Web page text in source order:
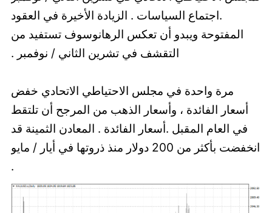
.اجتماع السياسات . الزيادة الأخيرة في العقود
المفتوحة ويبدو أن تعكس الرهانوسوف تستفيد من
التقشف في تشرين الثاني / نوفمبر .
مرة واحدة في مجلس الاحتياطي الاتحادي خفض
أسعار الفائدة ، وأسعار الذهب من المرجح أن تلتقط
في العام المقبل .أسعار الفائدة . المعادن الثمينة قد
انخفضت بأكثر من 200 دولار منذ ذروتها في أيار / مايو
.